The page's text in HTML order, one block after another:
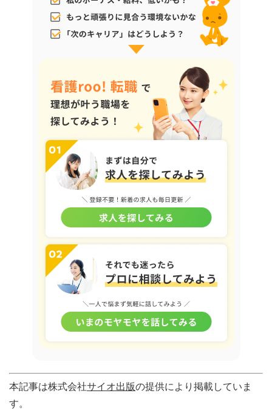
本記事は株式会社サイオ出版の提供により掲載していま
す。